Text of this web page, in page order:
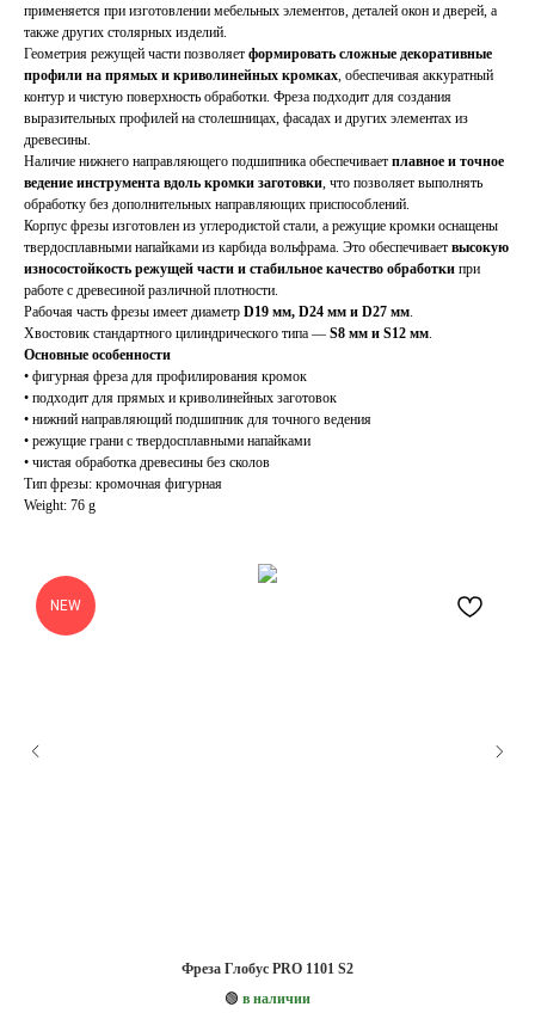
применяется при изготовлении мебельных элементов, деталей окон и дверей, а
также других столярных изделий.
Геометрия режущей части позволяет формировать сложные декоративные
профили на прямых и криволинейных кромках , обеспечивая аккуратный
контур и чистую поверхность обработки. Фреза подходит для создания
выразительных профилей на столешницах, фасадах и других элементах из
древесины.
Наличие нижнего направляющего подшипника обеспечивает плавное и точное
ведение инструмента вдоль кромки заготовки , что позволяет выполнять
обработку без дополнительных направляющих приспособлений.
Корпус фрезы изготовлен из углеродистой стали, а режущие кромки оснащены
твердосплавными напайками из карбида вольфрама. Это обеспечивает высокую
износостойкость режущей части и стабильное качество обработки при
работе с древесиной различной плотности.
Рабочая часть фрезы имеет диаметр D19 мм, D24 мм и D27 мм
Хвостовик стандартного цилиндрического типа — S8 мм и S12 мм
Основные особенности
• фигурная фреза для профилирования кромок
• подходит для прямых и криволинейных заготовок
• нижний направляющий подшипник для точного ведения
• режущие грани с твердосплавными напайками
• чистая обработка древесины без сколов
Тип фрезы: кромочная фигурная
Weight: 76 g
NEW
Фреза Глобус PRO 1101 S2
🟢 в наличии